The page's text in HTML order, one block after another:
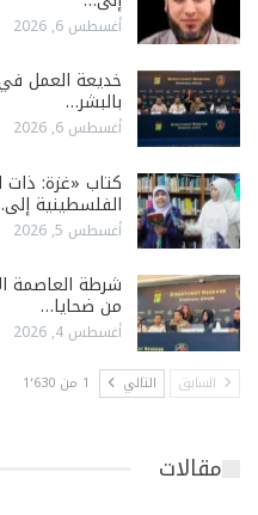
أغسطس 6, 2026
خديعة العمل
بالبشر…
أغسطس 6, 2026
كتاب «غزة: ذات
الفلسطينية
أغسطس 5, 2026
شرطة العاصمة
من ضحايا…
أغسطس 4, 2026
السابق التالي 1 من 1٬630
مقالات